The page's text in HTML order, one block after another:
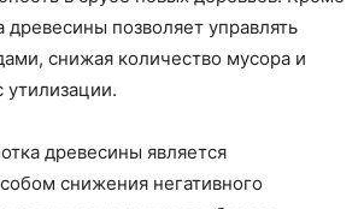
древесины позволяет управлять
снижая количество мусора и
утилизации.
древесины является
снижения негативного